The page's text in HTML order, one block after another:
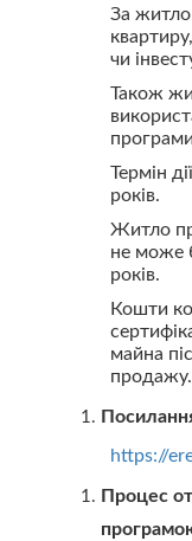
За
чи
Також
Термін
років.
Житло
не може
років.
Кошти
майна
продажу.
https://
Процес